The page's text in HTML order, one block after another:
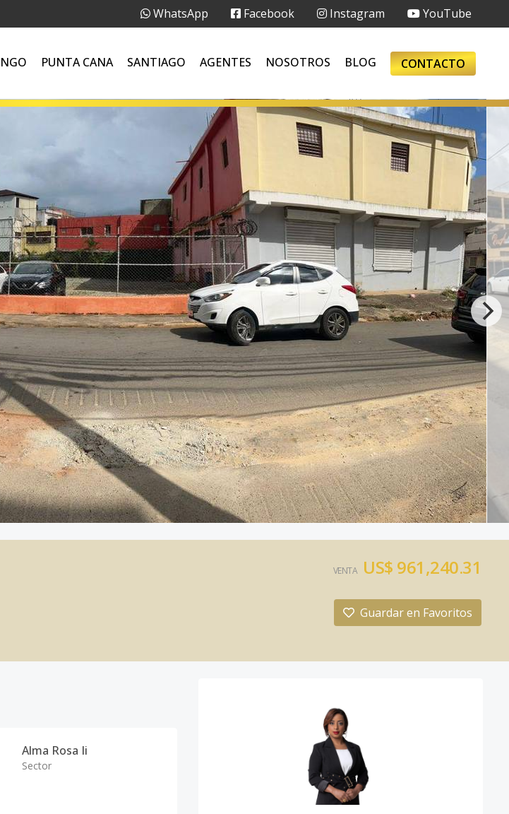
WhatsApp Facebook Instagram YouTube
PUNTA CANA SANTIAGO AGENTES NOSOTROS BLOG CONTACTO
VENTA US$ 961,240.31
Guardar en Favoritos
Alma Rosa Ii
Sector